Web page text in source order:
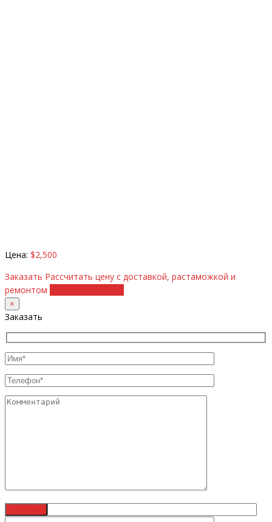
Цена: $2,500
Заказать Рассчитать цену с доставкой, растаможкой и
ремонтом
×
Заказать